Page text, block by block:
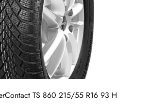
TS 860 215/55 R16 93 H